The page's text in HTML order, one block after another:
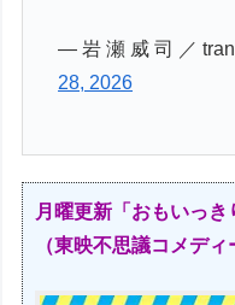
— 岩 瀬 威 司 ／
28, 2026
月曜更新「おもいっき
（東映不思議コメディ